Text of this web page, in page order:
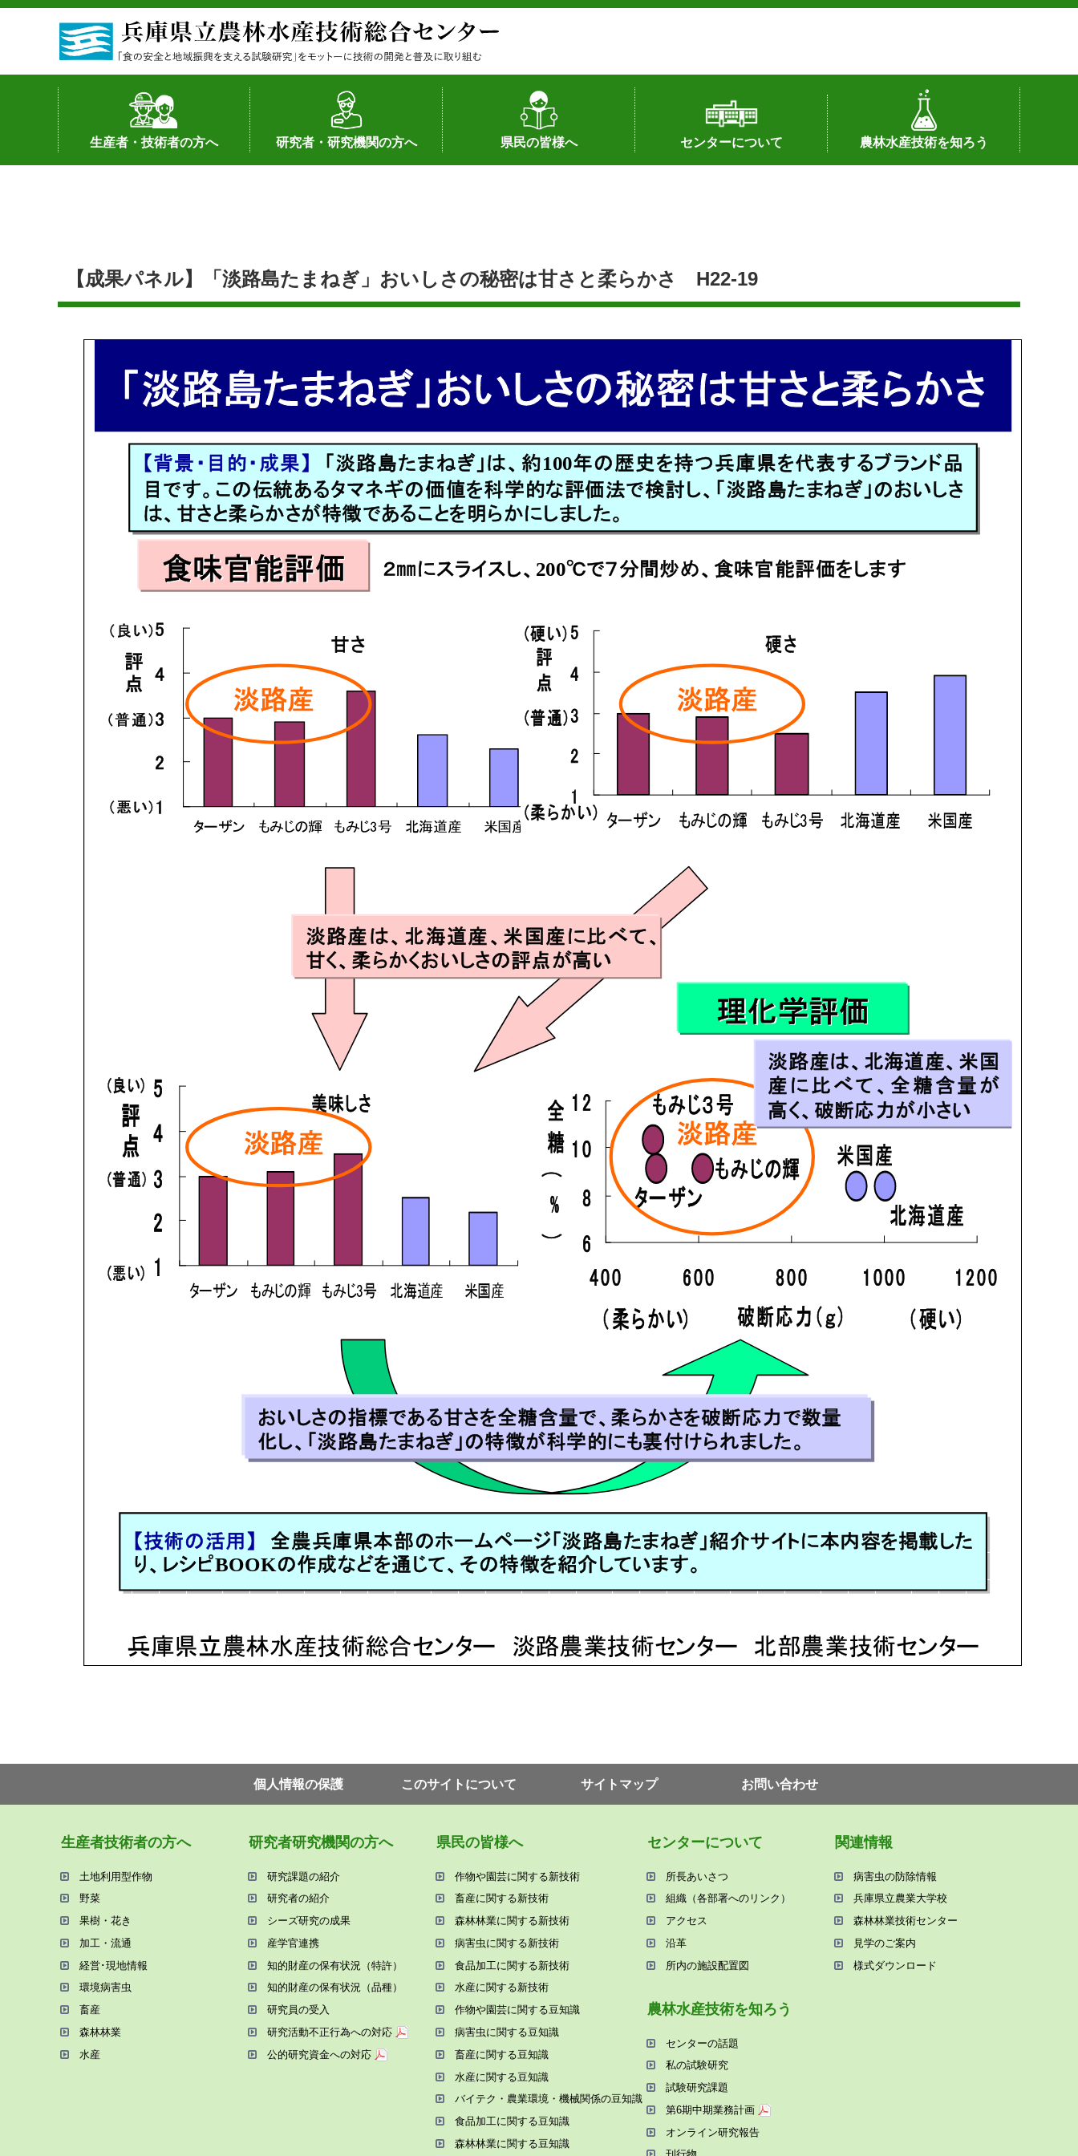
生産者・技術者の方へ
土地利用型作物
野菜
果樹・花き
加工・流通
経営･現地情報
環境病害虫
畜産
森林林業
水産
基幹種雄牛の紹介
研究者・研究機関の方へ
研究者の紹介
シーズ研究の成果
産学官連携
知的財産の保有状況（特許）
知的財産の保有状況（品種）
研究員の受入
研究活動不正行為への対応
公的研究資金への対応
県民の皆様へ
作物や園芸に関する新技術
畜産に関する新技術
森林林業に関する新技術
病害虫に関する新技術
食品加工に関する新技術
水産に関する新技術
作物や園芸に関する豆知識
病害虫に関する豆知識
畜産に関する豆知識
水産に関する豆知識
バイテク・農業環境・機械関係
食品加工に関する豆知識
森林林業に関する豆知識
センターについて
所長あいさつ
組織（各部署へのリンク）
アクセス
沿革
所内の施設配置図
農林水産技術を知ろう
センターの話題
私の試験研究
試験研究課題
第6期中期業務計画
オンライン研究報告
刊行物
知的財産に関する相談窓口
【成果パネル】「淡路島たまねぎ」おいしさの秘密は甘さと柔らかさ H22-19
個⼈情報の保護 このサイトについて サイトマップ お問い合わせ
⽣産者技術者の⽅へ
⼟地利⽤型作物
野菜
果樹・花き
加⼯・流通
経営･現地情報
環境病害⾍
畜産
森林林業
⽔産
研究者研究機関の⽅へ
研究課題の紹介
研究者の紹介
シーズ研究の成果
産学官連携
知的財産の保有状況（特許）
知的財産の保有状況（品種）
研究員の受⼊
研究活動不正⾏為への対応
公的研究資金への対応
県⺠の皆様へ
作物や園芸に関する新技術
畜産に関する新技術
森林林業に関する新技術
病害⾍に関する新技術
⾷品加⼯に関する新技術
⽔産に関する新技術
作物や園芸に関する⾖知識
病害⾍に関する⾖知識
畜産に関する⾖知識
⽔産に関する⾖知識
バイテク・農業環境・機械関係の⾖知識
⾷品加⼯に関する⾖知識
森林林業に関する⾖知識
センターについて
所⻑あいさつ
組織（各部署へのリンク）
アクセス
沿⾰
所内の施設配置図
農林⽔産技術を知ろう
センターの話題
私の試験研究
試験研究課題
第6期中期業務計画
オンライン研究報告
関連情報
病害⾍の防除情報
兵庫県⽴農業⼤学校
森林林業技術センター
⾒学のご案内
様式ダウンロード